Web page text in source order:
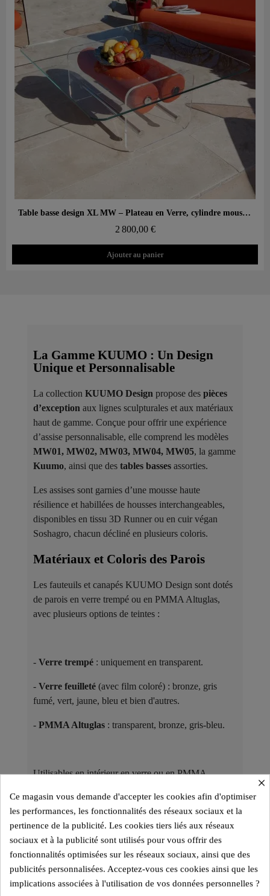
Aperçu rapide Table basse design XL MW – Plateau en Verre, cylindre mousse alvéolaire
2 800,00 €
Ajouter au panier
La Gamme KUUMO : Un Design
Unique et Personnalisable
La collection KUUMO Design propose des pièces
d’exception aux lignes sculpturales et aux matériaux
haut de gamme. Conçue pour offrir une expérience
d’assise personnalisable, elle comprend les modèles
MW01, MW02, MW03, MW04, MW05, la gamme
Kuumo, ainsi que des tables basses assorties.
Les assises sont garnies d’une mousse haute
résilience et habillées de housses interchangeables,
disponibles en tissu 3D Runner ou en cuir végan
Soshagro, chacun décliné en plusieurs coloris.
Matériaux et Coloris des Parois ​
Les fauteuils et canapés KUUMO Design sont dotés
de parois en verre trempé ou en PMMA Altuglas,
avec plusieurs options de teintes :
- Verre trempé : uniquement en transparent.
- Verre feuilleté (avec film coloré) : bronze, gris
fumé, vert, jaune, bleu et bien d'autres.
- PMMA Altuglas : transparent, bronze, gris-bleu.
Utilisables en intérieur en verre ou en PMMA
adaptés à une utilisation en extérieur.
Des Pièces de Collection ​
Chaque modèle de la gamme KUUMO Design est
une pièce unique, alliant transparence et contraste des
matériaux pour un rendu élégant etintemporel.
×
Ce magasin vous demande d'accepter les cookies afin d'optimiser
les performances, les fonctionnalités des réseaux sociaux et la
pertinence de la publicité. Les cookies tiers liés aux réseaux
sociaux et à la publicité sont utilisés pour vous offrir des
fonctionnalités optimisées sur les réseaux sociaux, ainsi que des
publicités personnalisées. Acceptez-vous ces cookies ainsi que les
implications associées à l'utilisation de vos données personnelles ?